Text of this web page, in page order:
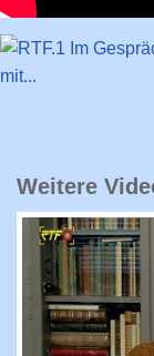
Weitere
RTF.1 Im